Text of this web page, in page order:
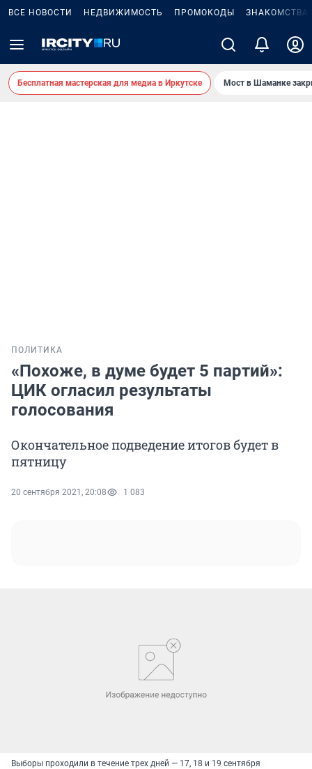
ВСЕ НОВОСТИ НЕДВИЖИМОСТЬ ПРОМОКОДЫ ЗНАКОМСТВА
Бесплатная мастерская для медиа в Иркутске Мост в Шаманке
ПОЛИТИКА
«Похоже, в думе будет 5 партий»:
ЦИК огласил результаты
голосования
Окончательное подведение итогов будет в
пятницу
20 сентября 2021, 20:08 1 083
Выборы проходили в течение трех дней — 17, 18 и 19 сентября